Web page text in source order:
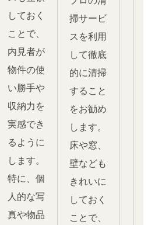
しておく
ことで、
内見者が
物件の使
い勝手や
収納力を
実感でき
るように
します。
特に、個
人的な写
真や物品
掃サービ
スを利用
して徹底
的に清掃
すること
をお勧め
します。
床や窓、
壁なども
きれいに
しておく
ことで、